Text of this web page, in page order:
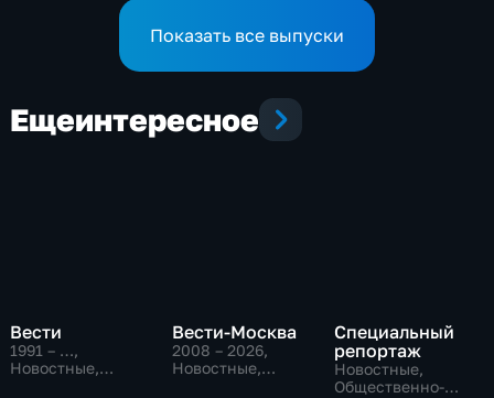
Показать все выпуски
Ещеинтересное
Вести
1991 – …,
Новостные,
Вести-Москва
2008 – 2026,
Новостные,
Специальный
репортаж
Новостные,
Общественно-